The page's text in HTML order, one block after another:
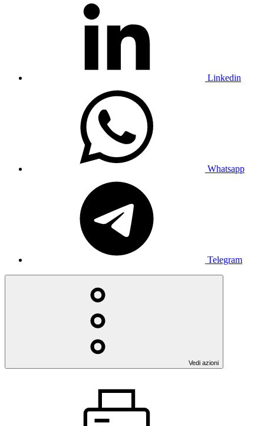
Linkedin
Whatsapp
Telegram
Vedi azioni